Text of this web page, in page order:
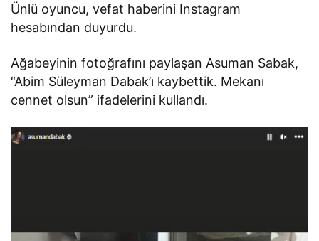
Ünlü oyuncu, vefat haberini Instagram
hesabından duyurdu.
Ağabeyinin fotoğrafını paylaşan Asuman Sabak,
“Abim Süleyman Dabak’ı kaybettik. Mekanı
cennet olsun” ifadelerini kullandı.